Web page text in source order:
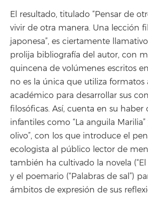
El resultado, titulado “Pensar de
vivir de otra manera. Una lección
japonesa”, es ciertamente
prolija bibliografía del autor, con
quincena de volúmenes escritos
no es la única que utiliza formatos
académico para desarrollar sus
filosóficas. Así, cuenta en su haber
infantiles como “La anguila
olivo”, con los que introduce el
ecologista al público lector de
también ha cultivado la novela (“El
y el poemario (“Palabras de sal”)
ámbitos de expresión de sus